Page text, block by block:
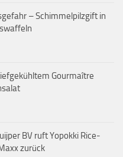
– Schimmelpilzgift in
Gourmaître
BV ruft Yopokki Rice-
zurück